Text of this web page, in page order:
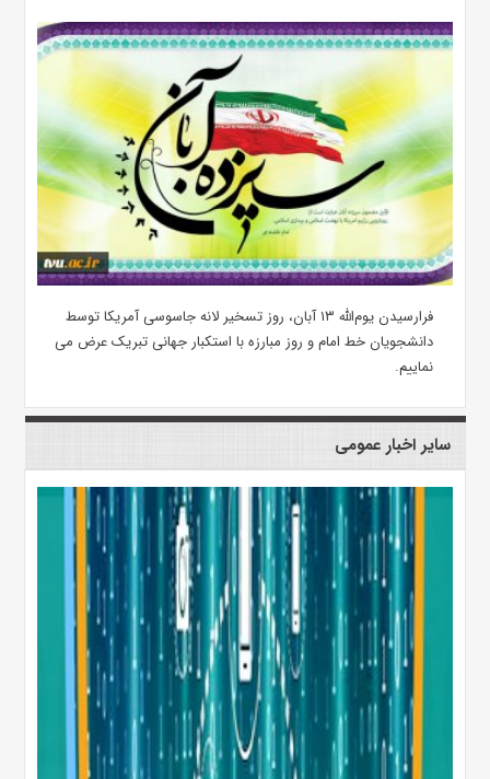
فرارسیدن یوم‌الله ۱۳ آبان، روز تسخیر لانه جاسوسی آمریکا توسط
دانشجویان خط امام و روز مبارزه با استکبار جهانی تبریک عرض می
نماییم.
سایر اخبار عمومی